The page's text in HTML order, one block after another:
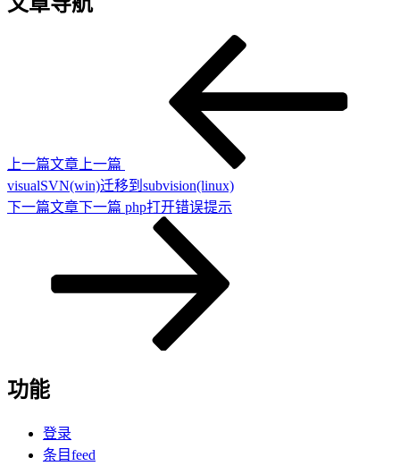
上一篇文章 上一篇
visualSVN(win)迁移到subvision(linux)
下一篇文章下一篇 php打开错误提示
功能
登录
条目feed